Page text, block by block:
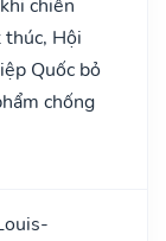
chiến
Hội
Quốc bỏ
chống